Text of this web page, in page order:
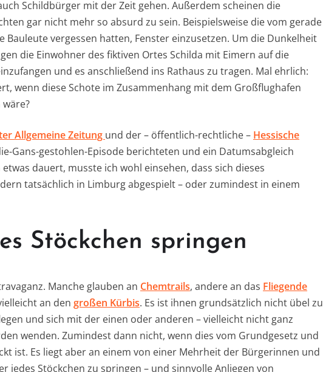
Schildbürger mit der Zeit gehen. Außerdem scheinen die
gar nicht mehr so absurd zu sein. Beispielsweise die vom gerade
Bauleute vergessen hatten, Fenster einzusetzen. Um die Dunkelheit
die Einwohner des fiktiven Ortes Schilda mit Eimern auf die
und es anschließend ins Rathaus zu tragen. Mal ehrlich:
wenn diese Schote im Zusammenhang mit dem Großflughafen
Allgemeine Zeitung und der – öffentlich-rechtliche – Hessische
Gans-gestohlen-Episode berichteten und ein Datumsabgleich
dauert, musste ich wohl einsehen, dass sich dieses
tatsächlich in Limburg abgespielt – oder zumindest in einem
Stöckchen springen
Manche glauben an Chemtrails, andere an das Fliegende
an den großen Kürbis. Es ist ihnen grundsätzlich nicht übel zu
und sich mit der einen oder anderen – vielleicht nicht ganz
wenden. Zumindest dann nicht, wenn dies vom Grundgesetz und
ist. Es liegt aber an einem von einer Mehrheit der Bürgerinnen und
jedes Stöckchen zu springen – und sinnvolle Anliegen von